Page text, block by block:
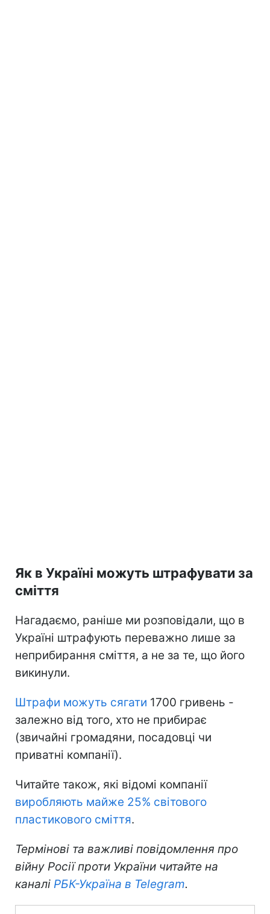
Як в Україні можуть штрафувати за
сміття
Нагадаємо, раніше ми розповідали, що в
Україні штрафують переважно лише за
неприбирання сміття, а не за те, що його
викинули.
Штрафи можуть сягати 1700 гривень -
залежно від того, хто не прибирає
(звичайні громадяни, посадовці чи
приватні компанії).
Читайте також, які відомі компанії
виробляють майже 25% світового
пластикового сміття.
Термінові та важливі повідомлення про
війну Росії проти України читайте на
каналі РБК-Україна в Telegram.